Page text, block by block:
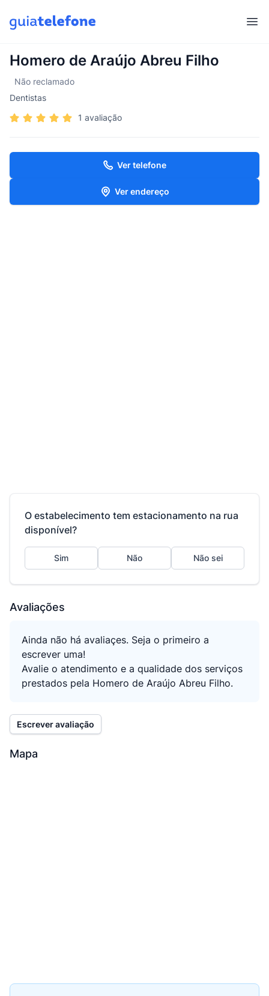
Homero de Araújo Abreu Filho
Não reclamado
Dentistas
1 avaliação
Ver telefone
Ver endereço
O estabelecimento tem estacionamento na rua
disponível?
Sim Não Não sei
Avaliações
Ainda não há avaliaçes. Seja o primeiro a
escrever uma!
Avalie o atendimento e a qualidade dos serviços
prestados pela Homero de Araújo Abreu Filho.
Escrever avaliação
Mapa